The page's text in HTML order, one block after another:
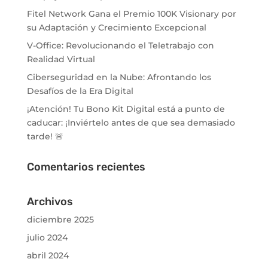
Fitel Network Gana el Premio 100K Visionary por
su Adaptación y Crecimiento Excepcional
V-Office: Revolucionando el Teletrabajo con
Realidad Virtual
Ciberseguridad en la Nube: Afrontando los
Desafíos de la Era Digital
¡Atención! Tu Bono Kit Digital está a punto de
caducar: ¡Inviértelo antes de que sea demasiado
tarde! 🚨
Comentarios recientes
Archivos
diciembre 2025
julio 2024
abril 2024